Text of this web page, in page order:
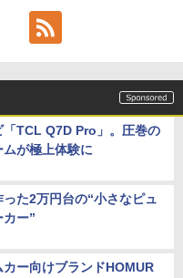
TCL Q7D Pro」。圧巻の
が極上体験に
た2万円台の“小さなピュ
ー”
ー向けブランドHOMUR